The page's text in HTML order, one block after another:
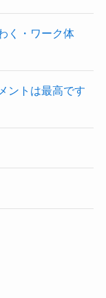
く・ワーク体
ントは最高です